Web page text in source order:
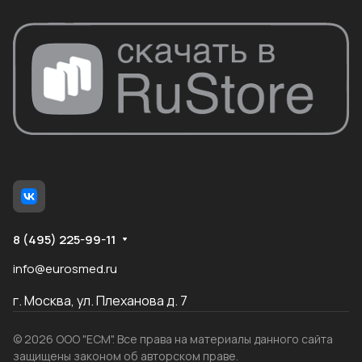
8 (495) 225-99-11
info@eurosmed.ru
г. Москва, ул. Плеханова д. 7
© 2026 ООО "ЕСМ". Все права на материалы данного сайта
защищены законом об авторском праве.